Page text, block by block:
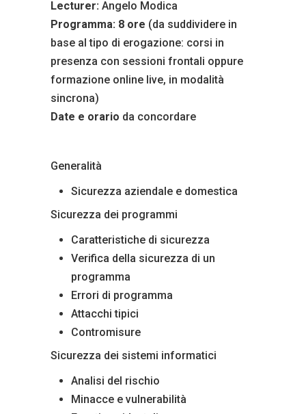
Lecturer: Angelo Modica
Programma: 8 ore (da suddividere in
base al tipo di erogazione: corsi in
presenza con sessioni frontali oppure
formazione online live, in modalità
sincrona)
Date e orario da concordare
Generalità
Sicurezza aziendale e domestica
Sicurezza dei programmi
Caratteristiche di sicurezza
Verifica della sicurezza di un
programma
Errori di programma
Attacchi tipici
Contromisure
Sicurezza dei sistemi informatici
Analisi del rischio
Minacce e vulnerabilità